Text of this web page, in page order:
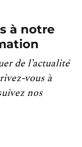
à notre
de l’actualité
vous à
nos